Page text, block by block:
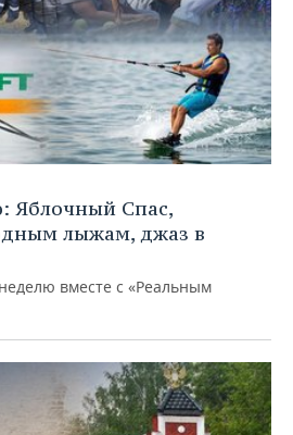
Яблочный Спас,
лыжам, джаз в
вместе с «Реальным